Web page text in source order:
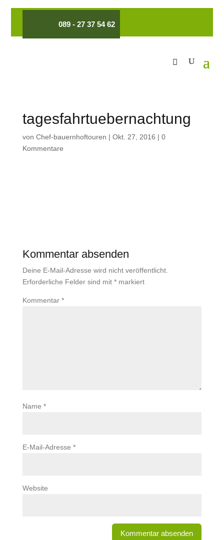
089 - 27 37 54 62
tagesfahrtuebernachtung
von Chef-bauernhoftouren | Okt. 27, 2016 | 0
Kommentare
Kommentar absenden
Deine E-Mail-Adresse wird nicht veröffentlicht.
Erforderliche Felder sind mit *markiert
Kommentar *
Name *
E-Mail-Adresse *
Website